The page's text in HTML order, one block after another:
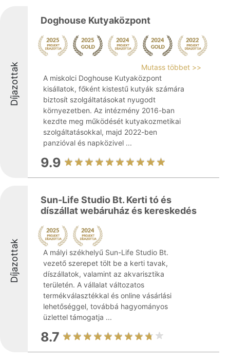
Díjazottak
Doghouse Kutyaközpont
Mutass többet >>
A miskolci Doghouse Kutyaközpont
kisállatok, főként kistestű kutyák számára
biztosít szolgáltatásokat nyugodt
környezetben. Az intézmény 2016-ban
kezdte meg működését kutyakozmetikai
szolgáltatásokkal, majd 2022-ben
panzióval és napközivel ...
9.9
Díjazottak
Sun-Life Studio Bt. Kerti tó és
díszállat webáruház és kereskedés
A mályi székhelyű Sun-Life Studio Bt.
vezető szerepet tölt be a kerti tavak,
díszállatok, valamint az akvarisztika
területén. A vállalat változatos
termékválasztékkal és online vásárlási
lehetőséggel, továbbá hagyományos
üzlettel támogatja ...
8.7